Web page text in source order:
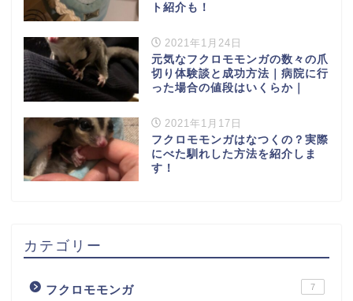
ト紹介も！
2021年1月24日
元気なフクロモモンガの数々の爪
切り体験談と成功方法｜病院に行
った場合の値段はいくらか｜
2021年1月17日
フクロモモンガはなつくの？実際
にべた馴れした方法を紹介しま
す！
カテゴリー
フクロモモンガ 7